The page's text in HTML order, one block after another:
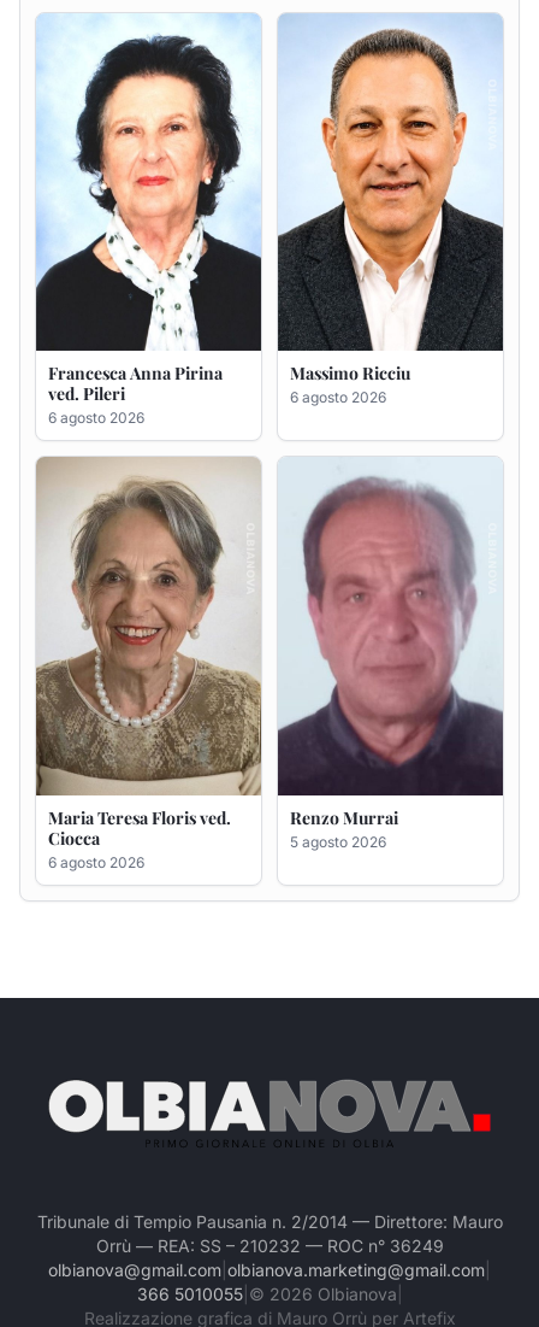
Francesca Anna Pirina
ved. Pileri
6 agosto 2026
Massimo Ricciu
6 agosto 2026
Maria Teresa Floris ved.
6 agosto 2026
Renzo Murrai
5 agosto 2026
Tribunale di Tempio Pausania n. 2/2014 — Direttore: Mauro
Orrù — REA: SS – 210232 — ROC n° 36249
olbianova@gmail.com olbianova.marketing@gmail.com
366 5010055| © 2026 Olbianova
Realizzazione grafica di Mauro Orrù per Artefix